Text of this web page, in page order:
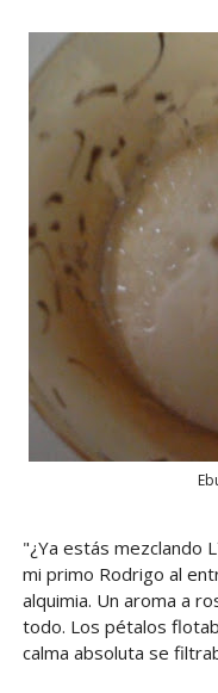
"¿Ya estás mezclando
mi primo Rodrigo al
alquimia. Un aroma a
todo. Los pétalos
calma absoluta se